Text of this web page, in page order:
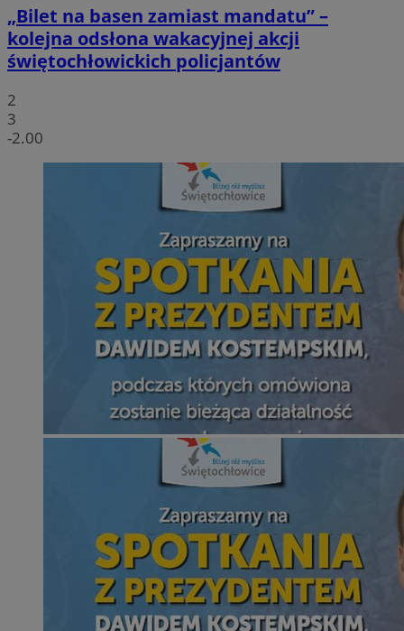
„Bilet na basen zamiast mandatu” –
kolejna odsłona wakacyjnej akcji
świętochłowickich policjantów
2
3
-2.00